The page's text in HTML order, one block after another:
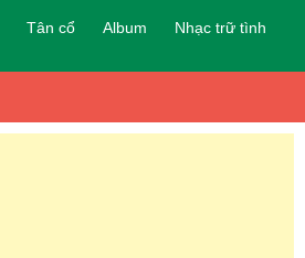
Tân cổ Album Nhạc trữ tình